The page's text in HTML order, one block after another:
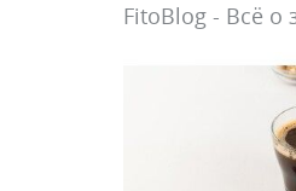
FitoBlog - Всё о